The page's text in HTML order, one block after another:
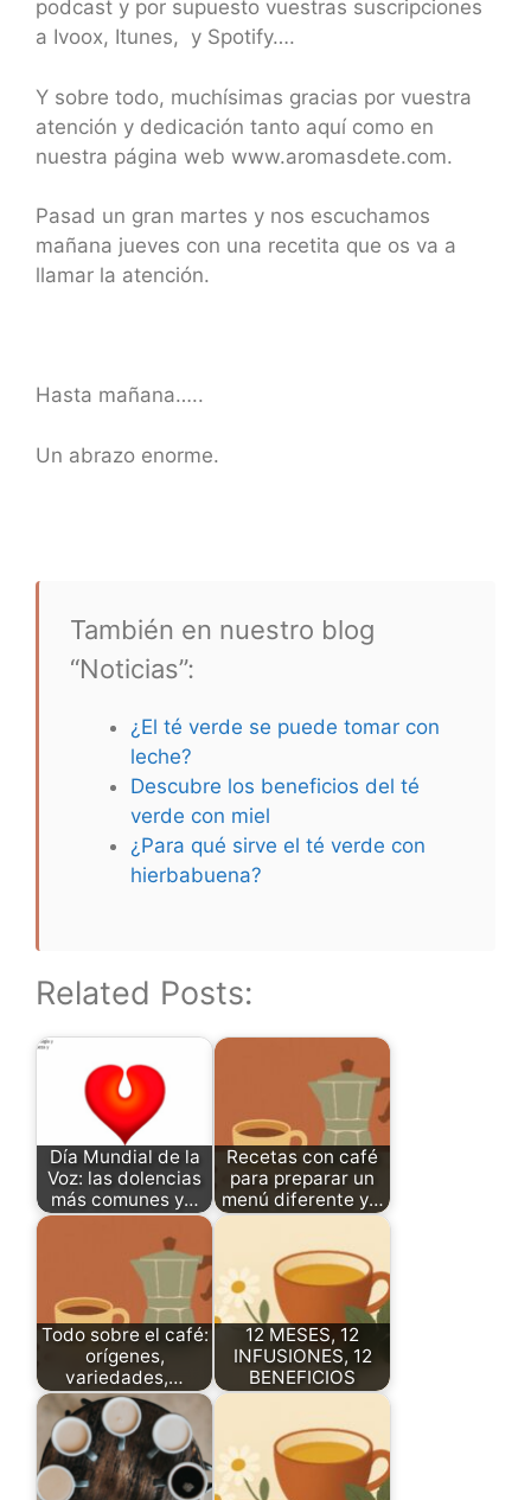
podcast y por supuesto vuestras suscripciones
a Ivoox, Itunes, y Spotify….
Y sobre todo, muchísimas gracias por vuestra
atención y dedicación tanto aquí como en
nuestra página web www.aromasdete.com.
Pasad un gran martes y nos escuchamos
mañana jueves con una recetita que os va a
llamar la atención.
Hasta mañana…..
Un abrazo enorme.
También en nuestro blog
“Noticias”:
¿El té verde se puede tomar con
leche?
Descubre los beneficios del té
verde con miel
¿Para qué sirve el té verde con
hierbabuena?
Related Posts:
Día Mundial de la
Voz: las dolencias
más comunes y…
Recetas con café
para preparar un
menú diferente y…
Todo sobre el café:
orígenes,
variedades,…
12 MESES, 12
INFUSIONES, 12
BENEFICIOS